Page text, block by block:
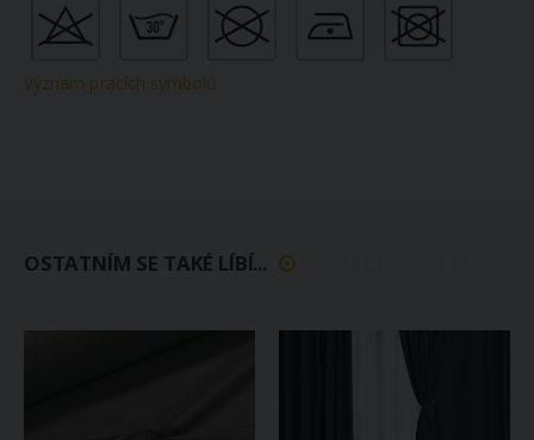
Význam pracích symbolů
OSTATNÍM SE TAKÉ LÍBÍ...